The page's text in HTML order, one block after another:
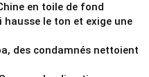
en toile de fond
hausse le ton et exige une
des condamnés nettoient